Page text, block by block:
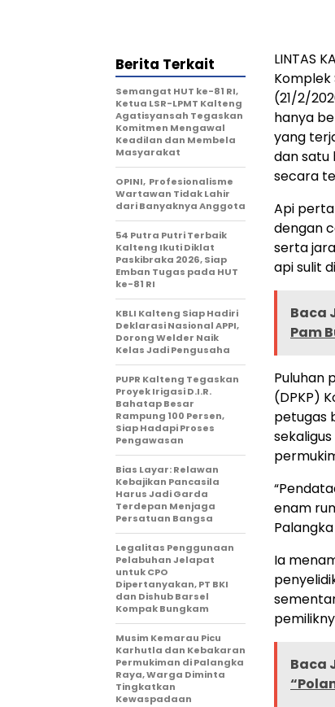
LINTAS
Komplek
(21/2/
hanya
yang
dan satu
secara
Api
dengan
serta
api sulit
Baca
Pam
Puluhan
(DPKP)
petugas
enam
Ia
Baca
Berita Terkait
Semangat HUT ke-81 RI,
Ketua LSR-LPMT Kalteng
Agatisyansah Tegaskan
Komitmen Mengawal
Keadilan dan Membela
Masyarakat
OPINI, Profesionalisme
Wartawan Tidak Lahir
dari Banyaknya Anggota
54 Putra Putri Terbaik
Kalteng Ikuti Diklat
Paskibraka 2026, Siap
Emban Tugas pada HUT
ke-81 RI
KBLI Kalteng Siap Hadiri
Deklarasi Nasional APPI,
Dorong Welder Naik
Kelas Jadi Pengusaha
PUPR Kalteng Tegaskan
Proyek Irigasi D.I.R.
Bahatap Besar
Rampung 100 Persen,
Siap Hadapi Proses
Pengawasan
Bias Layar: Relawan
Kebajikan Pancasila
Harus Jadi Garda
Terdepan Menjaga
Persatuan Bangsa
Legalitas Penggunaan
Pelabuhan Jelapat
untuk CPO
Dipertanyakan, PT BKI
dan Dishub Barsel
Kompak Bungkam
Musim Kemarau Picu
Karhutla dan Kebakaran
Permukiman di Palangka
Raya, Warga Diminta
Tingkatkan
Kewaspadaan